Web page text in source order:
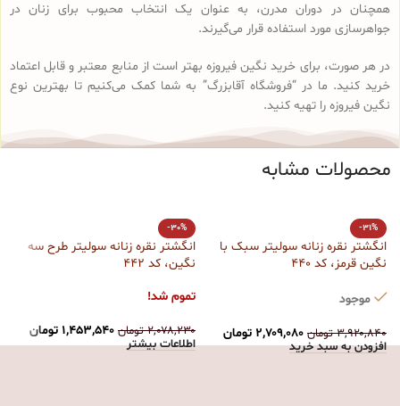
همچنان در دوران مدرن، به عنوان یک انتخاب محبوب برای زنان در
جواهرسازی مورد استفاده قرار می‌گیرند.
در هر صورت، برای خرید نگین فیروزه بهتر است از منابع معتبر و قابل اعتماد
خرید کنید. ما در “فروشگاه آقابزرگ” به شما کمک می‌کنیم تا بهترین نوع
نگین فیروزه را تهیه کنید.
محصولات مشابه
-31%
انگشتر نقره زنانه سولیتر سبک با
نگین قرمز، کد 440
موجود
۳,۹۲۰,۸۴۰ تومان ۲,۷۰۹,۰۸۰ تومان
افزودن به سبد خرید
-30%
انگشتر نقره زنانه سولیتر طرح سه
نگین، کد 442
تموم شد!
۲,۰۷۸,۲۳۰ تومان ۱,۴۵۳,۵۴۰ تومان
اطلاعات بیشتر